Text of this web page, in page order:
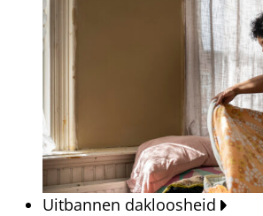
Uitbannen dakloosheid